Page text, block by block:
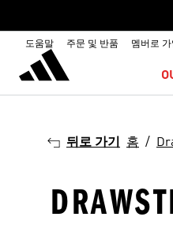
도움말 주문 및 반품 멤버로 가
뒤로 가기 홈